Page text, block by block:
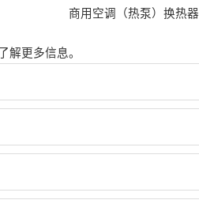
商用空调（热泵）换热器
解更多信息。